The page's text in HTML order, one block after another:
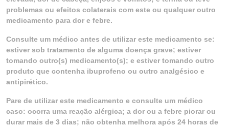
problemas ou efeitos colaterais com este ou qualquer outro
medicamento para dor e febre.
Consulte um médico antes de utilizar este medicamento se:
estiver sob tratamento de alguma doença grave; estiver
tomando outro(s) medicamento(s); e estiver tomando outro
produto que contenha ibuprofeno ou outro analgésico e
antipirético.
Pare de utilizar este medicamento e consulte um médico
caso: ocorra uma reação alérgica; a dor ou a febre piorar ou
durar mais de 3 dias; não obtenha melhora após 24 horas de